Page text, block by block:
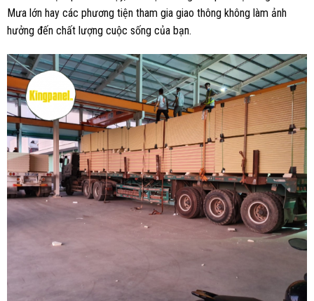
Mưa lớn hay các phương tiện tham gia giao thông không làm ảnh
hưởng đến chất lượng cuộc sống của bạn.